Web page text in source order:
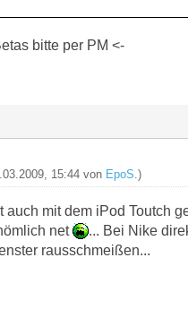
bitte per PM <-
15:44 von EpoS .)
mit dem iPod Toutch
net
... Bei Nike
rausschmeißen...